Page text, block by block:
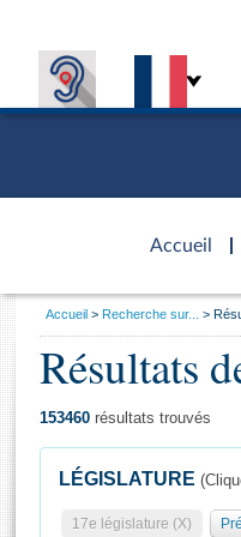
Accueil
d'accueil
Général
Vous
Accueil Recherche sur...
Résultats
153460 résultats trouvés
LÉGISLATURE
17e législature (X)